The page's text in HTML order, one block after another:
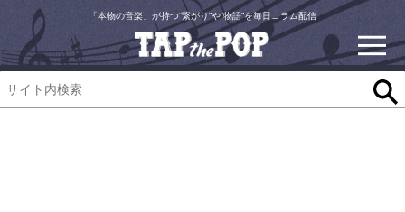
「本物の音楽」が持つ“繋がり”や“物語”を毎日コラム配信